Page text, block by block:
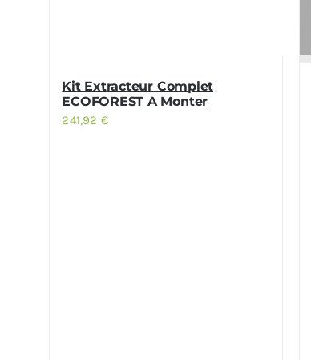
Kit Extracteur Complet
ECOFOREST A Monter
241,92 €